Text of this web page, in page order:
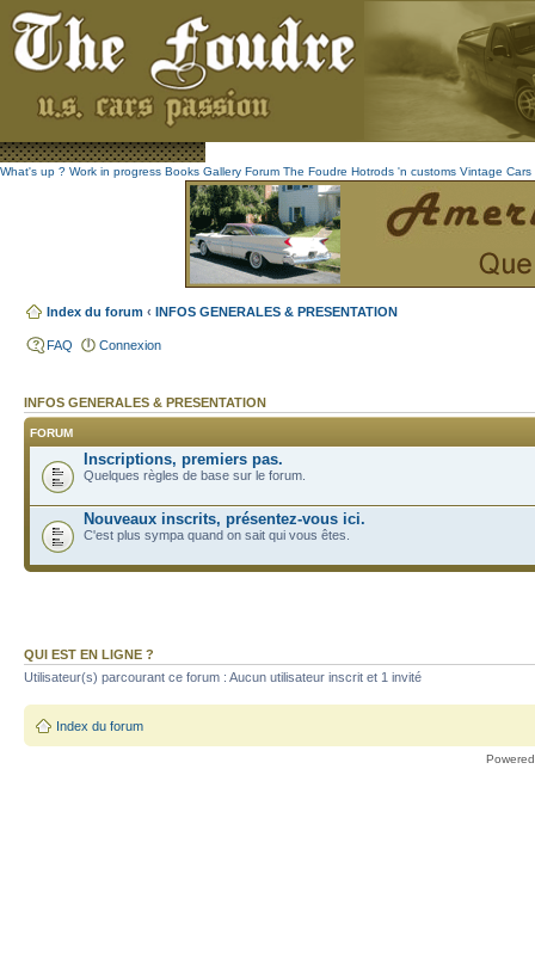
What's up ? Work in progress Books Gallery Forum The Foudre Hotrods 'n customs Vintage Cars
Index du forum ‹ INFOS GENERALES & PRESENTATION
FAQ Connexion
INFOS GENERALES & PRESENTATION
FORUM
Inscriptions, premiers pas.
Quelques règles de base sur le forum.
Nouveaux inscrits, présentez-vous ici.
C'est plus sympa quand on sait qui vous êtes.
QUI EST EN LIGNE ?
Utilisateur(s) parcourant ce forum : Aucun utilisateur inscrit et 1 invité
Index du forum